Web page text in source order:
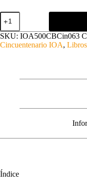
Los
Paredes:
Familias
fundadoras
de
SKU: IOA500CBCin063
Cincuentenario IOA, Libros
Índice